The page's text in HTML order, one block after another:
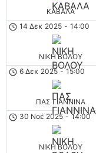
ΚΑΒΑΛΑ
14 Δεκ 2025 - 14:00
ΝΙΚΗ ΒΟΛΟΥ
6 Δεκ 2025 - 15:00
ΠΑΣ ΓΙΑΝΝΙΝΑ
30 Νοέ 2025 - 14:00
ΝΙΚΗ ΒΟΛΟΥ